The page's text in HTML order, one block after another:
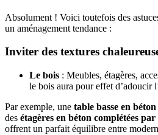
Absolument ! Voici toutefois des
un aménagement tendance :
Inviter des textures
Le bois : Meubles, étagères,
le bois aura pour effet d’adoucir
Par exemple, une table basse en
des étagères en béton complétées
offrent un parfait équilibre entre